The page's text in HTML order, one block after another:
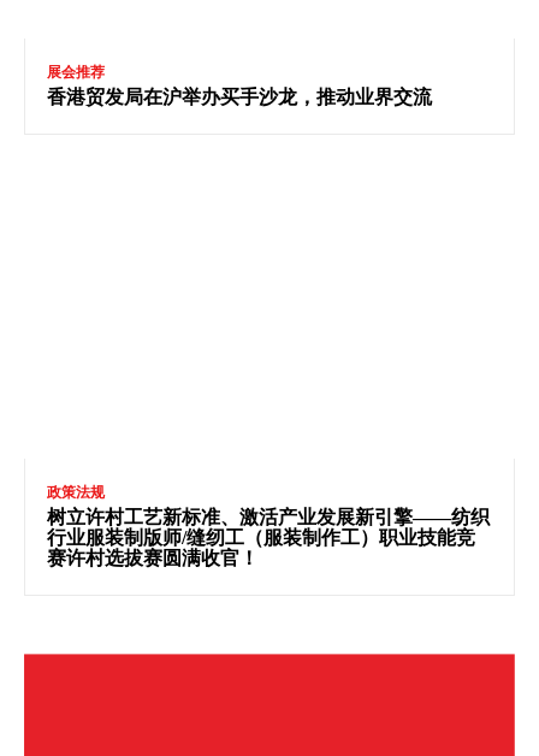
展会推荐
香港贸发局在沪举办买手沙龙，推动业界交流
政策法规
树立许村工艺新标准、激活产业发展新引擎——纺织
行业服装制版师/缝纫工（服装制作工）职业技能竞
赛许村选拔赛圆满收官！